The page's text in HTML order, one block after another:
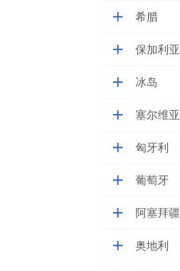
希腊
保加利亚
冰岛
塞尔维亚
匈牙利
葡萄牙
阿塞拜疆
奥地利